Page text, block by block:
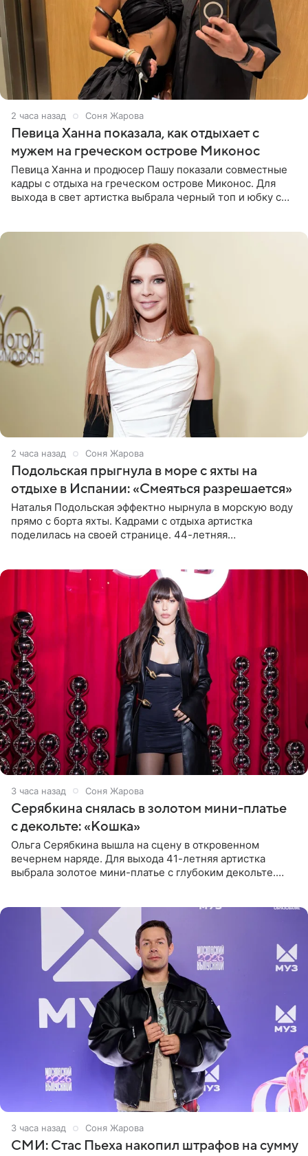
2 часа назад Соня Жарова
Певица Ханна показала, как отдыхает с
мужем на греческом острове Миконос
Певица Ханна и продюсер Пашу показали совместные
кадры с отдыха на греческом острове Миконос. Для
выхода в свет артистка выбрала черный топ и юбку с
2 часа назад Соня Жарова
Подольская прыгнула в море с яхты на
отдыхе в Испании: «Смеяться разрешается»
Наталья Подольская эффектно нырнула в морскую воду
прямо с борта яхты. Кадрами с отдыха артистка
поделилась на своей странице. 44-летняя
3 часа назад Соня Жарова
Серябкина снялась в золотом мини-платье
с декольте: «Кошка»
Ольга Серябкина вышла на сцену в откровенном
вечернем наряде. Для выхода 41-летняя артистка
выбрала золотое мини-платье с глубоким декольте.
3 часа назад Соня Жарова
СМИ: Стас Пьеха накопил штрафов на сумму